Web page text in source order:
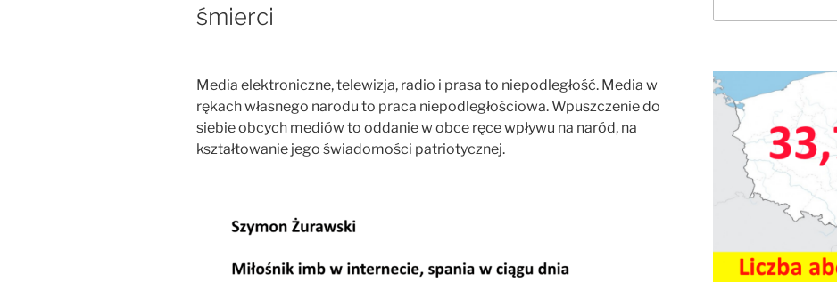
śmierci
Media elektroniczne, telewizja, radio i prasa to niepodległość. Media w
rękach własnego narodu to praca niepodległościowa. Wpuszczenie do
siebie obcych mediów to oddanie w obce ręce wpływu na naród, na
kształtowanie jego świadomości patriotycznej.